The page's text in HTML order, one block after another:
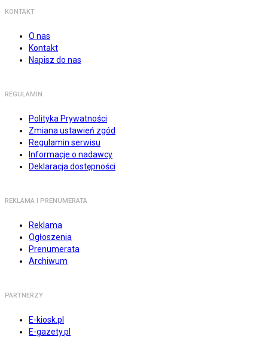
KONTAKT
O nas
Kontakt
Napisz do nas
REGULAMIN
Polityka Prywatności
Zmiana ustawień zgód
Regulamin serwisu
Informacje o nadawcy
Deklaracja dostępności
REKLAMA I PRENUMERATA
Reklama
Ogłoszenia
Prenumerata
Archiwum
PARTNERZY
E-kiosk.pl
E-gazety.pl